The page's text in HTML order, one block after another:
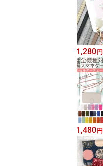
1,280 円
1,480 円